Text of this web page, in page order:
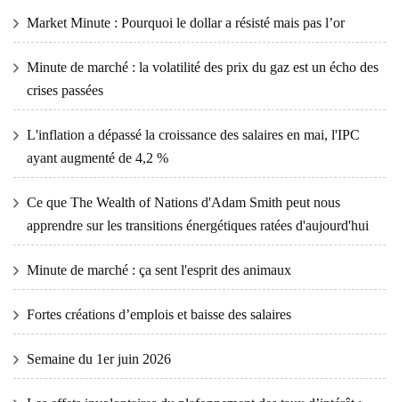
Market Minute : Pourquoi le dollar a résisté mais pas l’or
Minute de marché : la volatilité des prix du gaz est un écho des
crises passées
L'inflation a dépassé la croissance des salaires en mai, l'IPC
ayant augmenté de 4,2 %
Ce que The Wealth of Nations d'Adam Smith peut nous
apprendre sur les transitions énergétiques ratées d'aujourd'hui
Minute de marché : ça sent l'esprit des animaux
Fortes créations d’emplois et baisse des salaires
Semaine du 1er juin 2026